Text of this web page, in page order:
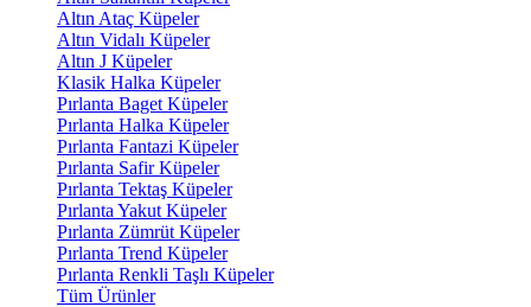
Altın Ataç Küpeler
Altın Vidalı Küpeler
Altın J Küpeler
Klasik Halka Küpeler
Pırlanta Baget Küpeler
Pırlanta Halka Küpeler
Pırlanta Fantazi Küpeler
Pırlanta Safir Küpeler
Pırlanta Tektaş Küpeler
Pırlanta Yakut Küpeler
Pırlanta Zümrüt Küpeler
Pırlanta Trend Küpeler
Pırlanta Renkli Taşlı Küpeler
Tüm Ürünler